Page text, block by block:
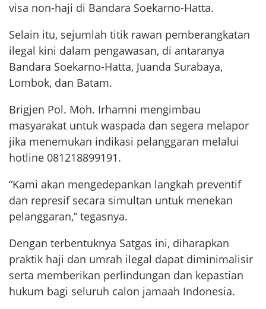
visa non-haji di Bandara Soekarno-Hatta.
Selain itu, sejumlah titik rawan pemberangkatan
ilegal kini dalam pengawasan, di antaranya
Bandara Soekarno-Hatta, Juanda Surabaya,
Lombok, dan Batam.
Brigjen Pol. Moh. Irhamni mengimbau
masyarakat untuk waspada dan segera melapor
jika menemukan indikasi pelanggaran melalui
hotline 081218899191.
“Kami akan mengedepankan langkah preventif
dan represif secara simultan untuk menekan
pelanggaran,” tegasnya.
Dengan terbentuknya Satgas ini, diharapkan
praktik haji dan umrah ilegal dapat diminimalisir
serta memberikan perlindungan dan kepastian
hukum bagi seluruh calon jamaah Indonesia.